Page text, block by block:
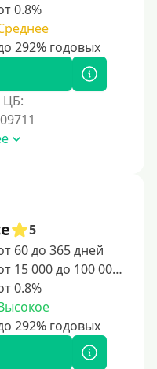
0.8%
ЦБ:
5
60 до 365 дней
от 15 000 до 100 000 ₽
0.8%